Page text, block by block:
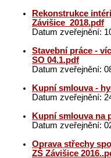
Rekonstrukce
Závišice_2018.pdf
Datum zveřejnění:
Stavební práce -
SO 04.1.pdf
Datum zveřejnění:
Kupní smlouva -
Datum zveřejnění:
Kupní smlouva na
Datum zveřejnění:
Oprava střechy
ZŠ Závišice